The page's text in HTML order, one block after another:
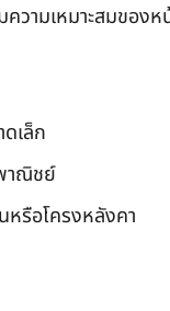
วามเหมาะสมขอ
เล็ก
าณิชย์
รือโครงหลังคา